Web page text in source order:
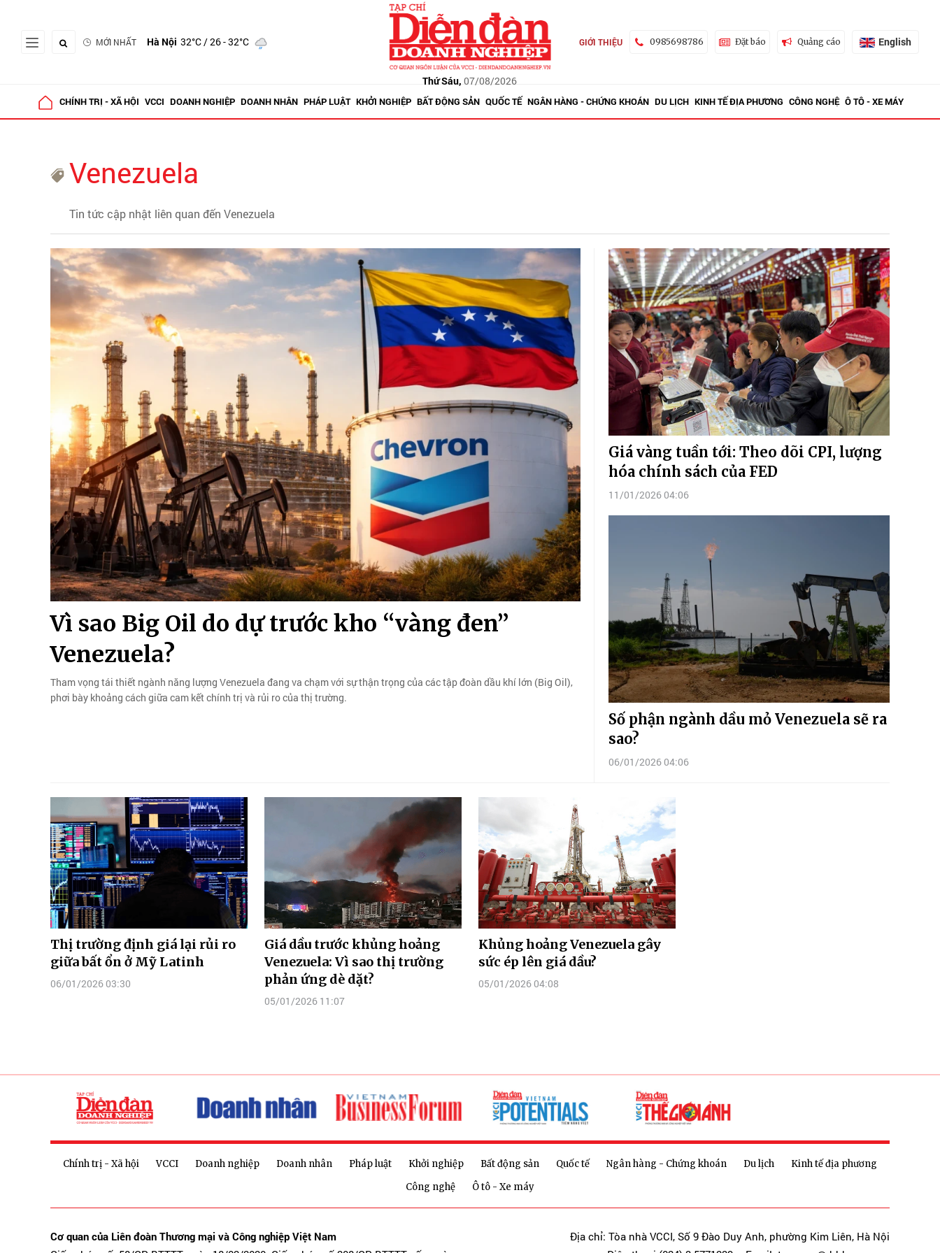
MỚI NHẤT Hà Nội 32°C/ 26 - 32°C
Thứ Sáu, 07/08/2026
GIỚI THIỆU 0985698786 Đặt báo Quảng cáo English
CHÍNH TRỊ - XÃ HỘI VCCI DOANH NGHIỆP DOANH NHÂN PHÁP LUẬT KHỞI NGHIỆP BẤT ĐỘNG SẢN QUỐC TẾ NGÂN HÀNG - CHỨNG KHOÁN DU LỊCH KINH TẾ ĐỊA PHƯƠNG CÔNG NGHỆ Ô TÔ - XE MÁY
Venezuela
Tin tức cập nhật liên quan đến Venezuela
Vì sao Big Oil do dự trước kho “vàng đen”
Venezuela?
Tham vọng tái thiết ngành năng lượng Venezuela đang va chạm với sự thận trọng của các tập đoàn dầu khí lớn (Big Oil),
phơi bày khoảng cách giữa cam kết chính trị và rủi ro của thị trường.
Giá vàng tuần tới: Theo dõi CPI, lượng
hóa chính sách của FED
11/01/2026 04:06
Số phận ngành dầu mỏ Venezuela sẽ ra
sao?
06/01/2026 04:06
Thị trường định giá lại rủi ro
giữa bất ổn ở Mỹ Latinh
06/01/2026 03:30
Giá dầu trước khủng hoảng
Venezuela: Vì sao thị trường
phản ứng dè dặt?
05/01/2026 11:07
Khủng hoảng Venezuela gây
sức ép lên giá dầu?
05/01/2026 04:08
Chính trị - Xã hội VCCI Doanh nghiệp Doanh nhân Pháp luật Khởi nghiệp Bất động sản Quốc tế Ngân hàng - Chứng khoán Du lịch
Kinh tế địa phương
Công nghệ
Ô tô - Xe máy
Cơ quan của Liên đoàn Thương mại và Công nghiệp Việt Nam
Địa chỉ: Tòa nhà VCCI, Số 9 Đào Duy Anh, phường Kim Liên, Hà Nội